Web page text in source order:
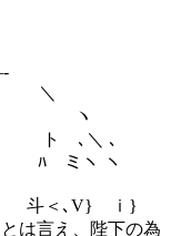
ヽ
､＼ ､
ミヽ ヽ
､V} ｉ}
下の為